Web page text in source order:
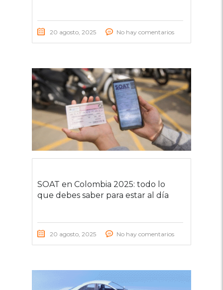
20 agosto, 2025 No hay comentarios
SOAT en Colombia 2025: todo lo
que debes saber para estar al día
20 agosto, 2025 No hay comentarios